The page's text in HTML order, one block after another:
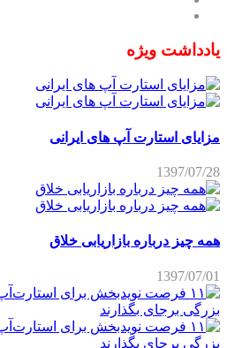
یادداشت ویژه
مزایای استارت آپ های ایرانی
1397/07/28
همه چیز درباره بازاریابی خلاق
1397/07/01